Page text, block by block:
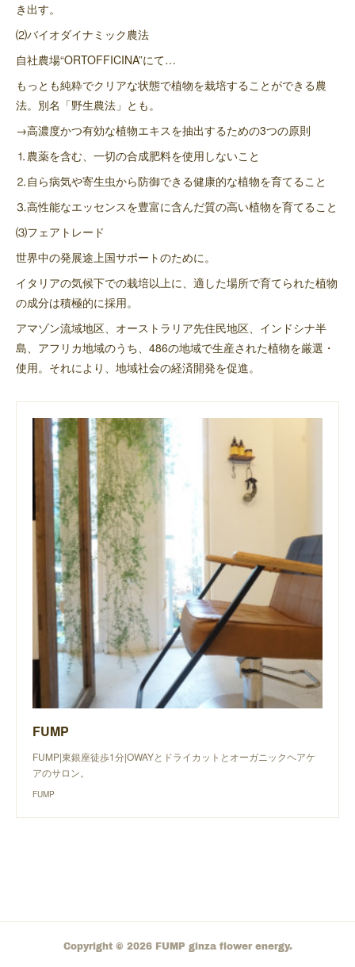
き出す。
⑵バイオダイナミック農法
自社農場“ORTOFFICINA”にて…
もっとも純粋でクリアな状態で植物を栽培することができる農
法。別名「野生農法」とも。
→高濃度かつ有効な植物エキスを抽出するための3つの原則
⒈農薬を含む、一切の合成肥料を使用しないこと
⒉自ら病気や寄生虫から防御できる健康的な植物を育てること
⒊高性能なエッセンスを豊富に含んだ質の高い植物を育てること
⑶フェアトレード
世界中の発展途上国サポートのために。
イタリアの気候下での栽培以上に、適した場所で育てられた植物
の成分は積極的に採用。
アマゾン流域地区、オーストラリア先住民地区、インドシナ半
島、アフリカ地域のうち、486の地域で生産された植物を厳選・
使用。それにより、地域社会の経済開発を促進。
FUMP
FUMP|東銀座徒歩1分|OWAYとドライカットとオーガニックヘアケ
アのサロン。
FUMP
Copyright © 2026 FUMP ginza flower energy.